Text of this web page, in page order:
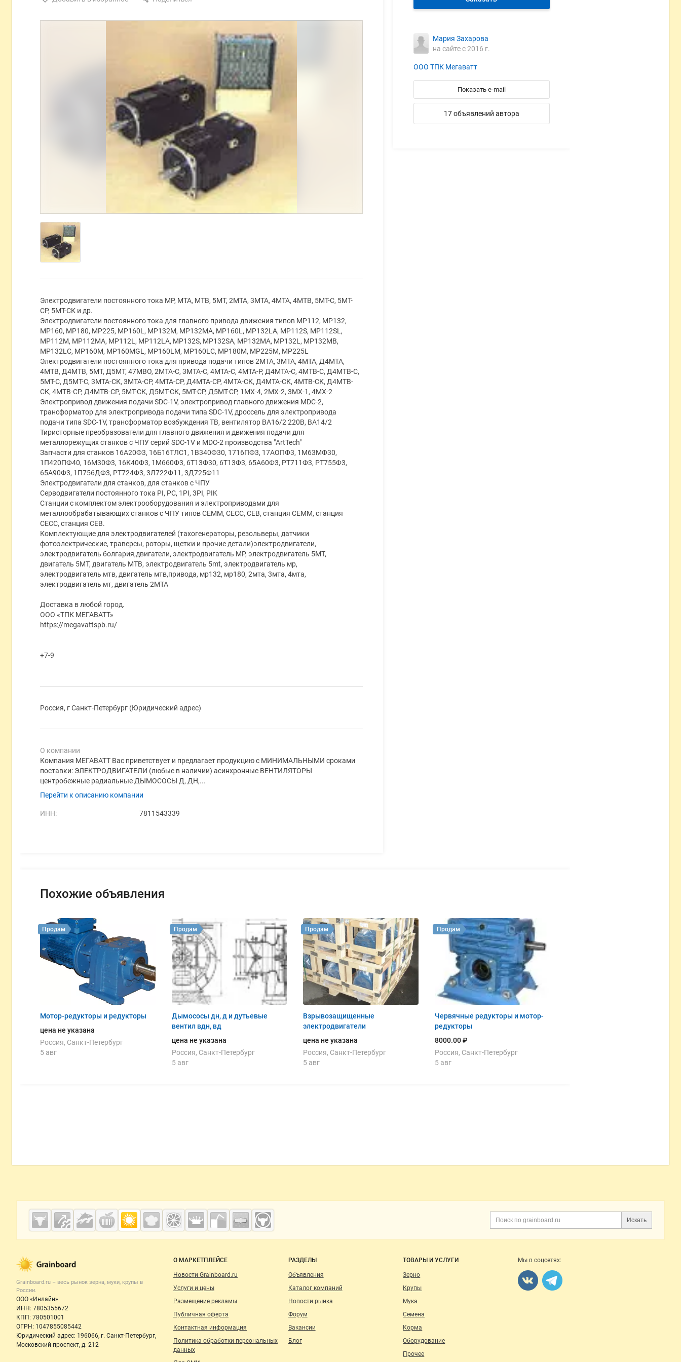
Электродвигатели постоянного тока МР, МТА, МТВ, 5МТ, 2МТА, 3МТА, 4МТА, 4МТВ, 5МТ-С, 5МТ-
СР, 5МТ-СК и др.
Электродвигатели постоянного тока для главного привода движения типов МР112, МР132,
МР160, МР180, МР225, MP160L, МР132М, МР132МА, МР160L, МР132LA, МР112S, МР112SL,
МР112М, МР112МА, МР112L, МР112LА, МР132S, МР132SA, МР132МА, МР132L, МР132МВ,
МР132LC, МР160М, МР160MGL, МР160LM, МР160LC, МР180М, МР225М, МР225L
Электродвигатели постоянного тока для привода подачи типов 2МТА, 3МТА, 4МТА, Д4МТА,
4МТВ, Д4МТВ, 5МТ, Д5МТ, 47МВО, 2МТА-С, 3МТА-С, 4МТА-С, 4МТА-Р, Д4МТА-С, 4МТВ-С, Д4МТВ-С,
5МТ-С, Д5МТ-С, 3МТА-СК, 3МТА-СР, 4МТА-СР, Д4МТА-СР, 4МТА-СК, Д4МТА-СК, 4МТВ-СК, Д4МТВ-
СК, 4МТВ-СР, Д4МТВ-СР, 5МТ-СК, Д5МТ-СК, 5МТ-СР, Д5МТ-СР, 1МХ-4, 2МХ-2, 3МХ-1, 4МХ-2
Электропривод движения подачи SDC-1V, электропривод главного движения MDC-2,
трансформатор для электропривода подачи типа SDC-1V, дроссель для электропривода
подачи типа SDC-1V, трансформатор возбуждения ТВ, вентилятор ВА16/2 220В, ВА14/2
Тиристорные преобразователи для главного движения и движения подачи для
металлорежущих станков с ЧПУ серий SDC-1V и MDC-2 производства "ArtTech"
Запчасти для станков 16А20Ф3, 16Б16ТЛС1, 1В340Ф30, 1716ПФ3, 17АОПФ3, 1М63МФ30,
1П420ПФ40, 16М30Ф3, 16К40Ф3, 1М660Ф3, 6Т13Ф30, 6Т13Ф3, 65А60Ф3, РТ711Ф3, РТ755Ф3,
65А90Ф3, 1П756ДФ3, РТ724Ф3, 3Л722Ф11, 3Д725Ф11
Электродвигатели для станков, для станков с ЧПУ
Серводвигатели постоянного тока PI, PC, 1PI, 3PI, PIK
Станции с комплектом электрооборудования и электроприводами для
металлообрабатывающих станков с ЧПУ типов СЕММ, СЕСС, СЕВ, станция СЕММ, станция
СЕСС, станция СЕВ.
Комплектующие для электродвигателей (тахогенераторы, резольверы, датчики
фотоэлектрические, траверсы, роторы, щетки и прочие детали)электродвигатели,
электродвигатель болгария,двигатели, электродвигатель МР, электродвигатель 5МТ,
двигатель 5МТ, двигатель МТВ, электродвигатель 5mt, электродвигатель мр,
электродвигатель мтв, двигатель мтв,привода, мр132, мр180, 2мта, 3мта, 4мта,
электродвигатель мт, двигатель 2МТА
Доставка в любой город.
ООО «ТПК МЕГАВАТТ»
https://megavattspb.ru/
+7-9
Россия, г Санкт-Петербург (Юридический адрес)
О компании
Компания МЕГАВАТТ Вас приветствует и предлагает продукцию с МИНИМАЛЬНЫМИ сроками
поставки: ЭЛЕКТРОДВИГАТЕЛИ (любые в наличии) асинхронные ВЕНТИЛЯТОРЫ
центробежные радиальные ДЫМОСОСЫ Д, ДН,...
Перейти к описанию компании
ИНН: 7811543339
Мария Захарова
на сайте с 2016 г.
ООО ТПК Мегаватт
Показать e-mail
17 объявлений автора
Похожие объявления
Мотор-редукторы и редукторы
цена не указана
Россия, Санкт-Петербург
5 авг
Продам
Дымососы дн, д и дутьевые
вентил вдн, вд
цена не указана
Россия, Санкт-Петербург
5 авг
Продам
Взрывозащищенные
электродвигатели
цена не указана
Россия, Санкт-Петербург
5 авг
Продам
Червячные редукторы и мотор-
редукторы
8000.00 ₽
Россия, Санкт-Петербург
5 авг
Продам
Дополнительная информация
Искать
Cсылки на полезные проекты
Grainboard.ru
Важные разделы и контакты
Grainboard.ru – весь рынок зерна, муки, крупы в
России.
ООО «Инлайн»
ИНН: 7805355672
КПП: 780501001
ОГРН: 1047855085442
Юридический адрес: 196066, г. Санкт-Петербург,
Московский проспект, д. 212
Навигация по сайту
О МАРКЕТПЛЕЙСЕ
Новости Grainboard.ru
Услуги и цены
Размещение рекламы
Публичная оферта
Контактная информация
Политика обработки персональных
данных
РАЗДЕЛЫ
Объявления
Каталог компаний
Новости рынка
Форум
Вакансии
Блог
ТОВАРЫ И УСЛУГИ
Зерно
Крупы
Мука
Семена
Корма
Оборудование
Прочее
Мы в соцсетях: